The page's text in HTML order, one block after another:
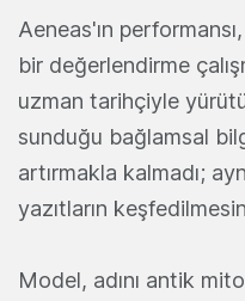
Aeneas'ın
bir değerlendirme
uzman tarihçiyle
sunduğu bağlamsal
artırmakla kalmadı;
yazıtların
Model, adını antik